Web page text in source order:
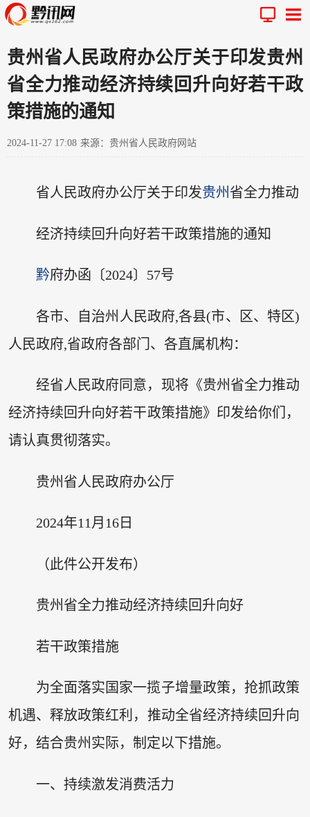
贵州省人民政府办公厅关于印发贵州
省全力推动经济持续回升向好若干政
策措施的通知
2024-11-27 17:08 来源：贵州省人民政府网站
省人民政府办公厅关于印发贵州 省全力推动
经济持续回升向好若干政策措施的通知
黔府办函〔2024〕57号
各市、自治州人民政府,各县(市、区、特区)
人民政府,省政府各部门、各直属机构：
经省人民政府同意，现将《贵州省全力推动
经济持续回升向好若干政策措施》印发给你们，
请认真贯彻落实。
贵州省人民政府办公厅
2024年11月16日
（此件公开发布）
贵州省全力推动经济持续回升向好
若干政策措施
为全面落实国家一揽子增量政策，抢抓政策
机遇、释放政策红利，推动全省经济持续回升向
好，结合贵州实际，制定以下措施。
一、持续激发消费活力